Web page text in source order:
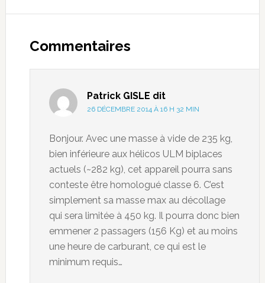
Commentaires
Patrick GISLE dit
26 DÉCEMBRE 2014 À 16 H 32 MIN
Bonjour. Avec une masse à vide de 235 kg,
bien inférieure aux hélicos ULM biplaces
actuels (~282 kg), cet appareil pourra sans
conteste être homologué classe 6. C’est
simplement sa masse max au décollage
qui sera limitée à 450 kg. Il pourra donc bien
emmener 2 passagers (156 Kg) et au moins
une heure de carburant, ce qui est le
minimum requis…